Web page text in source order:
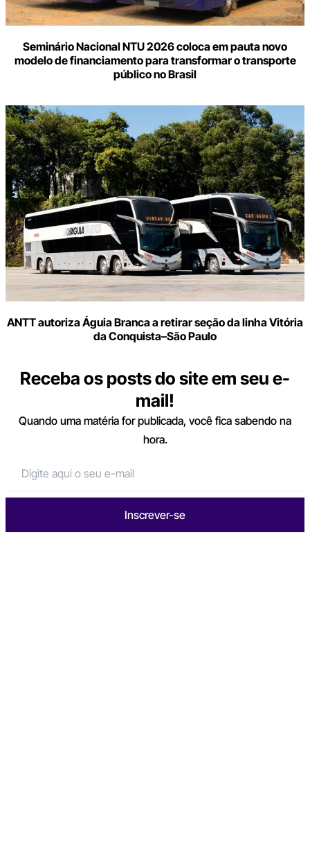
Seminário Nacional NTU 2026 coloca em pauta novo
modelo de financiamento para transformar o transporte
público no Brasil
ANTT autoriza Águia Branca a retirar seção da linha Vitória
da Conquista–São Paulo
Receba os posts do site em seu e-
mail!
Quando uma matéria for publicada, você fica sabendo na
hora.
Inscrever-se